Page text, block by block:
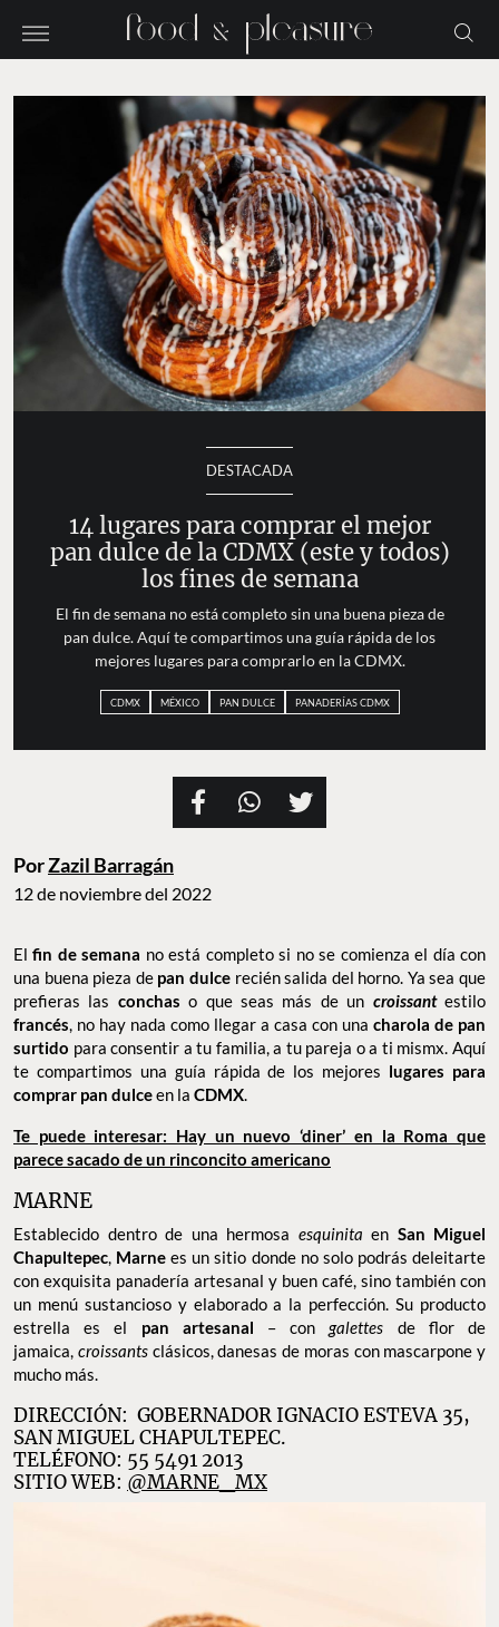
DESTACADA
14 lugares para comprar el mejor
pan dulce de la CDMX (este y todos)
los fines de semana
El fin de semana no está completo sin una buena pieza de
pan dulce. Aquí te compartimos una guía rápida de los
mejores lugares para comprarlo en la CDMX.
CDMX MÉXICO PAN DULCE PANADERÍAS CDMX
PorZazil Barragán
12 de noviembre del 2022
Elfin de semana no está completo si no se comienza el día con
una buena pieza de pan dulcerecién salida del horno. Ya sea que
prefieras las conchas o que seas más de un croissantestilo
francés, no hay nada como llegar a casa con una charola de pan
surtido para consentir a tu familia, a tu pareja o a ti mismx. Aquí
te compartimos una guía rápida de los mejores lugares para
comprar pan dulceen la CDMX.
Te puede interesar: Hay un nuevo ‘diner’ en la Roma que
parece sacado de un rinconcito americano
MARNE
Establecido dentro de una hermosa esquinita en San Miguel
Chapultepec, Marnees un sitio donde no solo podrás deleitarte
con exquisita panadería artesanal y buen café, sino también con
un menú sustancioso y elaborado a la perfección. Su producto
estrella es el pan artesanal – congalettes de flor de
jamaica, croissants clásicos, danesas de moras con mascarpone y
mucho más.
DIRECCIÓN: GOBERNADOR IGNACIO ESTEVA 35,
SAN MIGUEL CHAPULTEPEC.
TELÉFONO: 55 5491 2013
SITIO WEB: @MARNE_MX